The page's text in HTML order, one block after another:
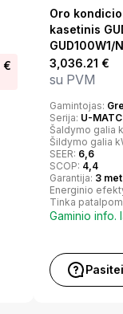
€
Oro
kasetinis
GUD100W1/
3,036.21 €
su PVM
Gamintojas:
Serija: U-
Šaldymo galia
Šildymo galia
SEER: 6,6
SCOP: 4,4
Garantija: 3
Energinio
Tinka
Gaminio info.